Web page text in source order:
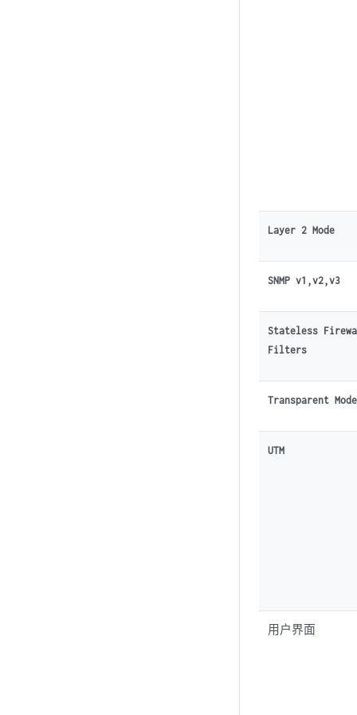
Layer 2 Mode
SNMP v1,v2,v3
Stateless
Filters
Transparent Mode
UTM
用户界面